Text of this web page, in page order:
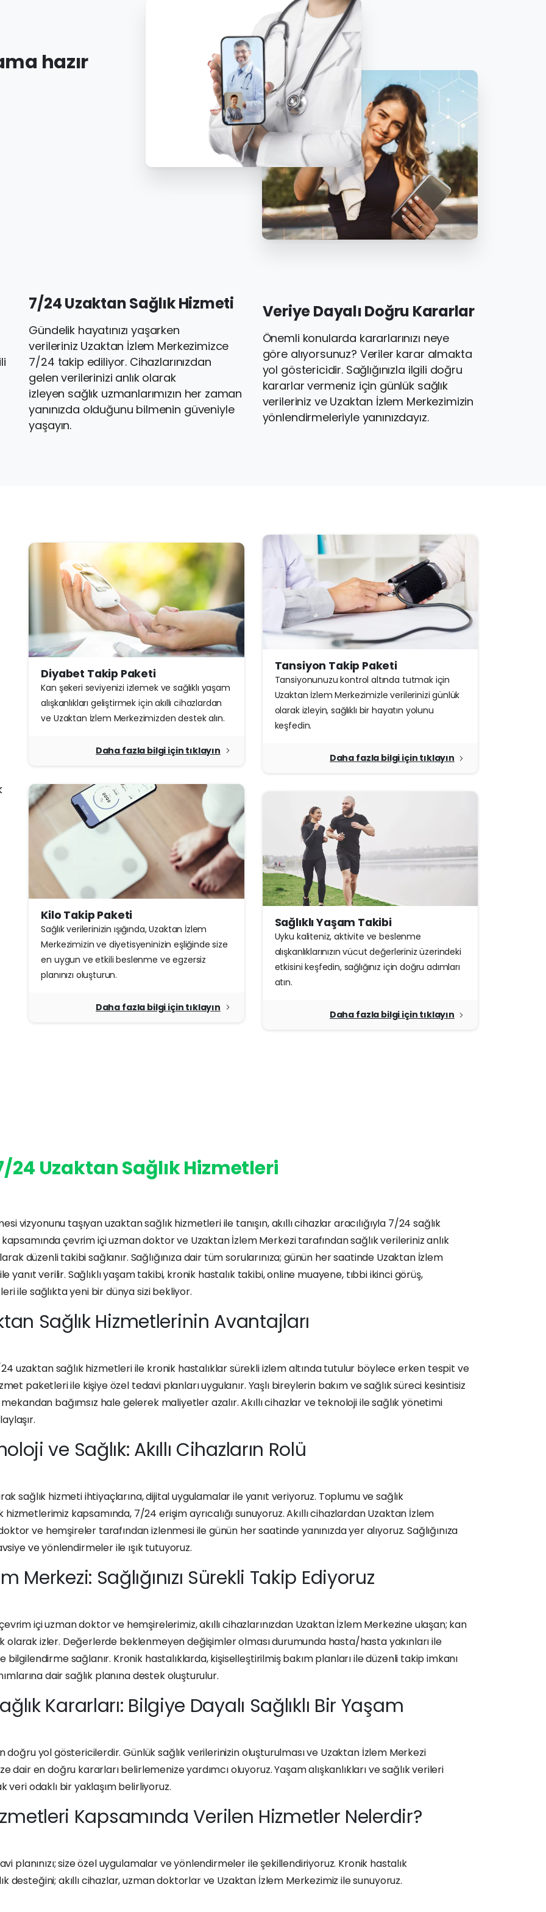
hazır
7/24UzaktanSağlıkHizmeti
Gündelik hayatınızı yaşarken
verileriniz Uzaktan İzlem Merkezimizce
7/24 takip ediliyor. Cihazlarınızdan
gelen verilerinizi anlık olarak
izleyen sağlık uzmanlarımızın her zaman
yanınızda olduğunu bilmenin güveniyle
yaşayın.
VeriyeDayalıDoğru Kararlar
Önemli konularda kararlarınızı neye
göre alıyorsunuz? Veriler karar almakta
yol göstericidir. Sağlığınızla ilgili doğru
kararlar vermeniz için günlük sağlık
verileriniz ve Uzaktan İzlem Merkezimizin
yönlendirmeleriyle yanınızdayız.
Diyabet Takip Paketi
Kan şekeri seviyenizi izlemek ve sağlıklı yaşam
alışkanlıkları geliştirmek için akıllı cihazlardan
ve Uzaktan İzlem Merkezimizden destek alın.
Daha fazla bilgi için tıklayın
Kilo Takip Paketi
Sağlık verilerinizin ışığında, Uzaktan İzlem
Merkezimizin ve diyetisyeninizin eşliğinde size
en uygun ve etkili beslenme ve egzersiz
planınızı oluşturun.
Daha fazla bilgi için tıklayın
Tansiyon Takip Paketi
Tansiyonunuzu kontrol altında tutmak için
Uzaktan İzlem Merkezimizle verilerinizi günlük
olarak izleyin, sağlıklı bir hayatın yolunu
keşfedin.
Daha fazla bilgi için tıklayın
Sağlıklı Yaşam Takibi
Uyku kaliteniz, aktivite ve beslenme
alışkanlıklarınızın vücut değerleriniz üzerindeki
etkisini keşfedin, sağlığınız için doğru adımları
atın.
Daha fazla bilgi için tıklayın
24 Uzaktan Sağlık Hizmetleri
vizyonunu taşıyan uzaktan sağlık hizmetleri ile tanışın, akıllı cihazlar aracılığıyla 7/24 sağlık
çevrim içi uzman doktor ve Uzaktan İzlem Merkezi tarafından sağlık verileriniz anlık
düzenli takibi sağlanır. Sağlığınıza dair tüm sorularınıza; günün her saatinde Uzaktan İzlem
yanıt verilir. Sağlıklı yaşam takibi, kronik hastalık takibi, online muayene, tıbbi ikinci görüş,
ile sağlıkta yeni bir dünya sizi bekliyor.
Sağlık Hizmetlerinin Avantajları
uzaktan sağlık hizmetleri ile kronik hastalıklar sürekli izlem altında tutulur böylece erken tespit ve
paketleri ile kişiye özel tedavi planları uygulanır. Yaşlı bireylerin bakım ve sağlık süreci kesintisiz
bağımsız hale gelerek maliyetler azalır. Akıllı cihazlar ve teknoloji ile sağlık yönetimi
ve Sağlık: Akıllı Cihazların Rolü
sağlık hizmeti ihtiyaçlarına, dijital uygulamalar ile yanıt veriyoruz. Toplumu ve sağlık
kapsamında, 7/24 erişim ayrıcalığı sunuyoruz. Akıllı cihazlardan Uzaktan İzlem
ve hemşireler tarafından izlenmesi ile günün her saatinde yanınızda yer alıyoruz. Sağlığınıza
ve yönlendirmeler ile ışık tutuyoruz.
Merkezi: Sağlığınızı Sürekli Takip Ediyoruz
içi uzman doktor ve hemşirelerimiz, akıllı cihazlarınızdan Uzaktan İzlem Merkezine ulaşan; kan
olarak izler. Değerlerde beklenmeyen değişimler olması durumunda hasta/hasta yakınları ile
sağlanır. Kronik hastalıklarda, kişiselleştirilmiş bakım planları ile düzenli takip imkanı
dair sağlık planına destek oluşturulur.
Kararları: Bilgiye Dayalı Sağlıklı Bir Yaşam
doğru yol göstericilerdir. Günlük sağlık verilerinizin oluşturulması ve Uzaktan İzlem Merkezi
dair en doğru kararları belirlemenize yardımcı oluyoruz. Yaşam alışkanlıkları ve sağlık verileri
veri odaklı bir yaklaşım belirliyoruz.
Kapsamında Verilen Hizmetler Nelerdir?
planınızı; size özel uygulamalar ve yönlendirmeler ile şekillendiriyoruz. Kronik hastalık
desteğini; akıllı cihazlar, uzman doktorlar ve Uzaktan İzlem Merkezimiz ile sunuyoruz.